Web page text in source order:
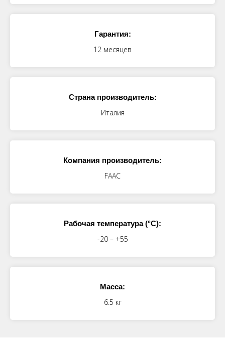
Гарантия:
12 месяцев
Страна производитель:
Италия
Компания производитель:
FAAC
Рабочая температура (°C):
-20 – +55
Масса:
6.5 кг